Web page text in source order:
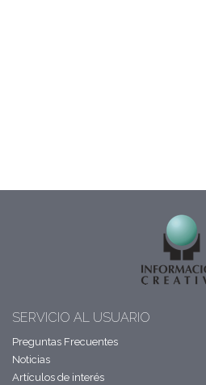
SERVICIO AL USUARIO
Preguntas Frecuentes
Noticias
Artículos de interés